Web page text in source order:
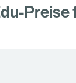
Preise